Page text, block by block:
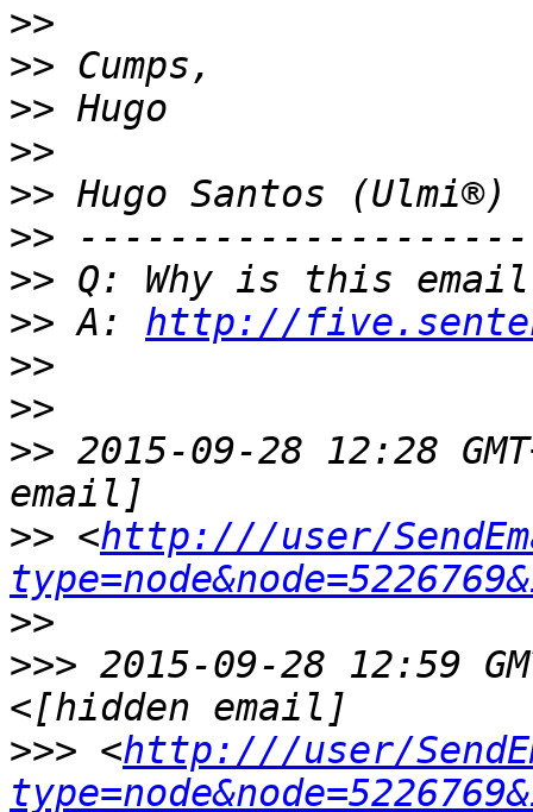
>>
>>
>>
>>
>>
>>
>>
>> A: http://
>>
>>
>> 2015-09-28 12:28
>> <http:///user/
>>
>>> 2015-09-28 12:59
>>> <http:///user/